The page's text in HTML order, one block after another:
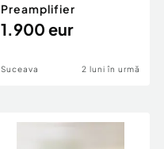
Preamplifier
1.900 eur
Suceava 2 luni în urmă